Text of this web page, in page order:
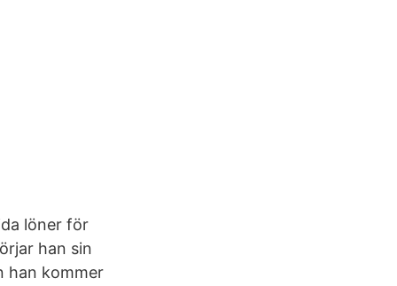
löner för
han sin
han kommer